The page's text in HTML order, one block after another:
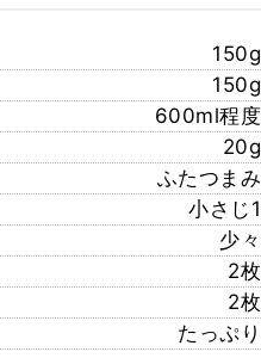
150g
150g
600ml程度
20g
ふたつまみ
小さじ1
少々
2枚
2枚
たっぷり